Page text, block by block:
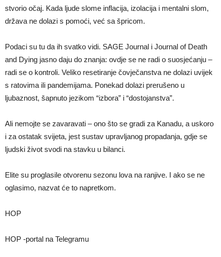
stvorio očaj. Kada ljude slome inflacija, izolacija i mentalni slom,
država ne dolazi s pomoći, već sa špricom.
Podaci su tu da ih svatko vidi. SAGE Journal i Journal of Death
and Dying jasno daju do znanja: ovdje se ne radi o suosjećanju –
radi se o kontroli. Veliko resetiranje čovječanstva ne dolazi uvijek
s ratovima ili pandemijama. Ponekad dolazi prerušeno u
ljubaznost, šapnuto jezikom “izbora” i “dostojanstva”.
Ali nemojte se zavaravati – ono što se gradi za Kanadu, a uskoro
i za ostatak svijeta, jest sustav upravljanog propadanja, gdje se
ljudski život svodi na stavku u bilanci.
Elite su proglasile otvorenu sezonu lova na ranjive. I ako se ne
oglasimo, nazvat će to napretkom.
HOP
HOP -portal na Telegramu